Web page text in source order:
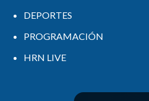
DEPORTES
PROGRAMACIÓN
HRN LIVE